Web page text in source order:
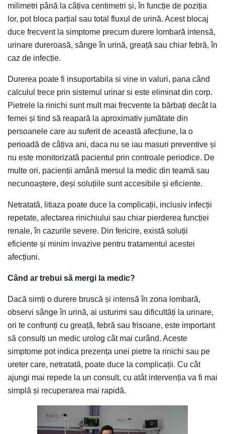
milimetri până la câțiva centimetri și, în funcție de poziția
lor, pot bloca parțial sau total fluxul de urină. Acest blocaj
duce frecvent la simptome precum durere lombară intensă,
urinare dureroasă, sânge în urină, greață sau chiar febră, în
caz de infecție.
Durerea poate fi insuportabila si vine in valuri, pana când
calculul trece prin sistemul urinar si este eliminat din corp.
Pietrele la rinichi sunt mult mai frecvente la bărbați decât la
femei și tind să reapară la aproximativ jumătate din
persoanele care au suferit de această afecțiune, la o
perioadă de câțiva ani, daca nu se iau masuri preventive și
nu este monitorizată pacientul prin controale periodice. De
multe ori, pacienții amână mersul la medic din teamă sau
necunoaștere, deși soluțiile sunt accesibile și eficiente.
Netratată, litiaza poate duce la complicații, inclusiv infecții
repetate, afectarea rinichiului sau chiar pierderea funcției
renale, în cazurile severe. Din fericire, există soluții
eficiente și minim invazive pentru tratamentul acestei
afecțiuni.
Când ar trebui să mergi la medic?
Dacă simți o durere bruscă și intensă în zona lombară,
observi sânge în urină, ai usturimi sau dificultăți la urinare,
ori te confrunți cu greață, febră sau frisoane, este important
să consulți un medic urolog cât mai curând. Aceste
simptome pot indica prezența unei pietre la rinichi sau pe
ureter care, netratată, poate duce la complicații. Cu cât
ajungi mai repede la un consult, cu atât intervenția va fi mai
simplă și recuperarea mai rapidă.